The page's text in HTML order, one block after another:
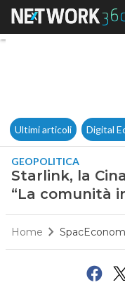
Ultimi articoli Digital
GEOPOLITICA
Starlink, la
“La comunità
Home